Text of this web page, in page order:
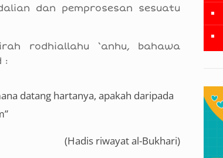
dan pemprosesan sesuatu
rodhiallahu ‘anhu, bahawa
:
datang hartanya, apakah daripada
(Hadis riwayat al-Bukhari)